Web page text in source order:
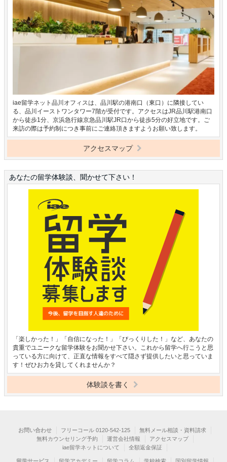
iae留学ネット品川オフィスは、品川駅の港南口（東口）に隣接してい
る、品川イーストワンタワー7階が受付です。アクセスはJR品川駅港南口
から徒歩1分、京浜急行線京急品川駅JR口から徒歩5分の好立地です。ご
来訪の際は予約制につき事前にご連絡頂きますようお願い致します。
アクセスマップ
あなたの留学体験談、聞かせて下さい！
「楽しかった！」「自信になった！」「びっくりした！」など、あなたの
貴重でユニークな留学体験をお聞かせ下さい。これから留学へ行こうと思
っている方に向けて、正直な情報をすべて隠さず提供したいと思っていま
す！ぜひお力を貸してくれませんか？
体験談を書く
お問い合わせ フリーコール 0120-542-125
無料メール相談・資料請求
無料カウンセリング予約
運営会社情報
アクセスマップ
iae留学ネットについて
全額返金保証